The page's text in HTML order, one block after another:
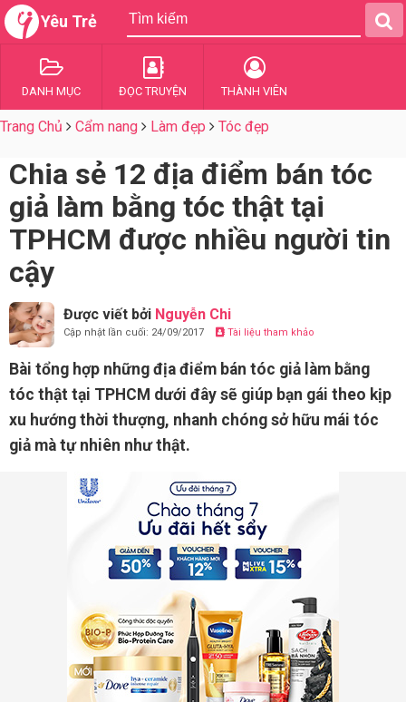
Yêu Trẻ
DANH MỤC ĐỌC TRUYỆN THÀNH VIÊN
Trang Chủ Cẩm nang Làm đẹp Tóc đẹp
Chia sẻ 12 địa điểm bán tóc
giả làm bằng tóc thật tại
TPHCM được nhiều người tin
cậy
Được viết bởi Nguyễn Chi
Cập nhật lần cuối: 24/09/2017 Tài liệu tham khảo
Bài tổng hợp những địa điểm bán tóc giả làm bằng
tóc thật tại TPHCM dưới đây sẽ giúp bạn gái theo kịp
xu hướng thời thượng, nhanh chóng sở hữu mái tóc
giả mà tự nhiên như thật.